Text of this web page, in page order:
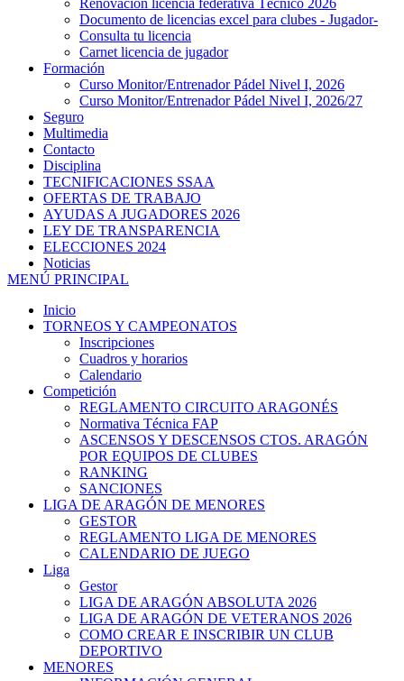
Renovación licencia federativa Técnico 2026
Documento de licencias excel para clubes - Jugador-
Consulta tu licencia
Carnet licencia de jugador
Formación
Curso Monitor/Entrenador Pádel Nivel I, 2026
Curso Monitor/Entrenador Pádel Nivel I, 2026/27
Seguro
Multimedia
Contacto
Disciplina
TECNIFICACIONES SSAA
OFERTAS DE TRABAJO
AYUDAS A JUGADORES 2026
LEY DE TRANSPARENCIA
ELECCIONES 2024
Noticias
MENÚ PRINCIPAL
Inicio
TORNEOS Y CAMPEONATOS
Inscripciones
Cuadros y horarios
Calendario
Competición
REGLAMENTO CIRCUITO ARAGONÉS
Normativa Técnica FAP
ASCENSOS Y DESCENSOS CTOS. ARAGÓN
POR EQUIPOS DE CLUBES
RANKING
SANCIONES
LIGA DE ARAGÓN DE MENORES
GESTOR
REGLAMENTO LIGA DE MENORES
CALENDARIO DE JUEGO
Liga
Gestor
LIGA DE ARAGÓN ABSOLUTA 2026
LIGA DE ARAGÓN DE VETERANOS 2026
COMO CREAR E INSCRIBIR UN CLUB
DEPORTIVO
MENORES